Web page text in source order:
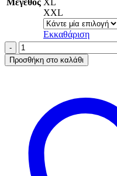
XXL
Εκκαθάριση
Α.A
UNDERWEAR
Μπλούζα
Σκούρο
Μπλε
ποσότητα
Προσθήκη στο καλάθι